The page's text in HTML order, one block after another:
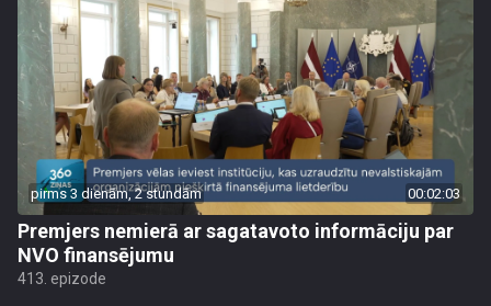
pirms 3 dienām, 2 stundām 00:02:03
Premjers nemierā ar sagatavoto informāciju par
NVO finansējumu
413. epizode